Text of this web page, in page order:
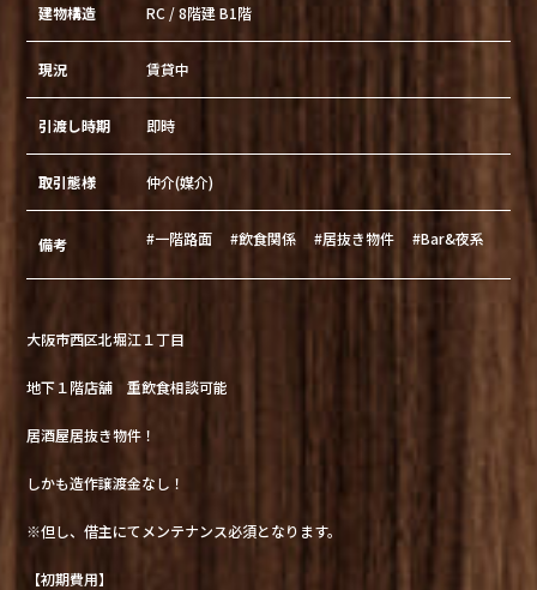
建物構造 RC / 8階建 B1階
現況 賃貸中
引渡し時期 即時
取引態様 仲介(媒介)
備考 #一階路面 #飲食関係 #居抜き物件 #Bar&夜系
大阪市西区北堀江１丁目
地下１階店舗 重飲食相談可能
居酒屋居抜き物件！
しかも造作譲渡金なし！
※但し、借主にてメンテナンス必須となります。
【初期費用】